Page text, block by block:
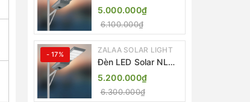
ZALAA Solar Street
Light ZKC-TG 20W
25W 30W All In One
5.000.000₫
6.100.000₫
- 17% ZALAA SOLAR LIGHT
Đèn LED Solar NLMT
Liền Thể ZKC-TG
20W All in One |
ZALAA Street Light
5.200.000₫
6.300.000₫